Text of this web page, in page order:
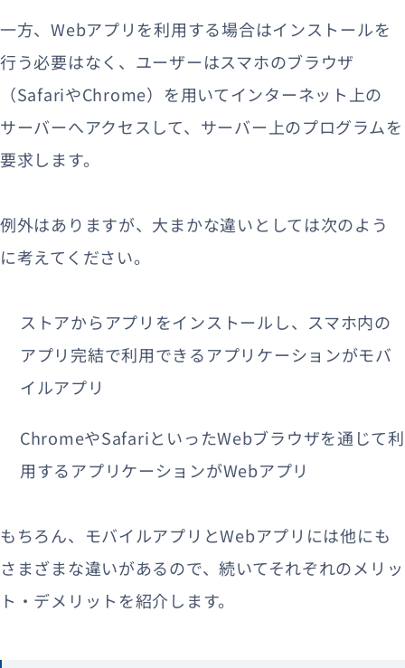
一方、Webアプリを利用する場合はインストールを
行う必要はなく、ユーザーはスマホのブラウザ
（SafariやChrome）を用いてインターネット上の
サーバーへアクセスして、サーバー上のプログラムを
要求します。
例外はありますが、大まかな違いとしては次のよう
に考えてください。
ストアからアプリをインストールし、スマホ内の
アプリ完結で利用できるアプリケーションがモバ
イルアプリ
ChromeやSafariといったWebブラウザを通じて利
用するアプリケーションがWebアプリ
もちろん、モバイルアプリとWebアプリには他にも
さまざまな違いがあるので、続いてそれぞれのメリッ
ト・デメリットを紹介します。